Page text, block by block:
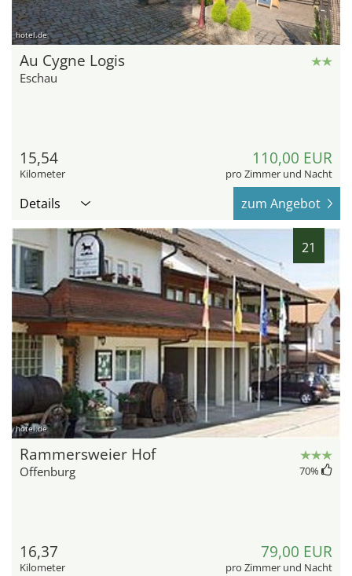
hotel.de
Au Cygne Logis
Eschau
15,54
Kilometer
110,00 EUR
pro Zimmer und Nacht
Details zum Angebot
21
hotel.de
Rammersweier Hof
Offenburg 70%
16,37
Kilometer
79,00 EUR
pro Zimmer und Nacht